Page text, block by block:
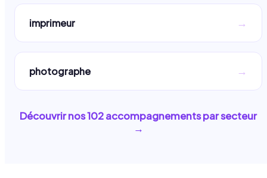
imprimeur →
photographe →
Découvrir nos102accompagnements par secteur
→